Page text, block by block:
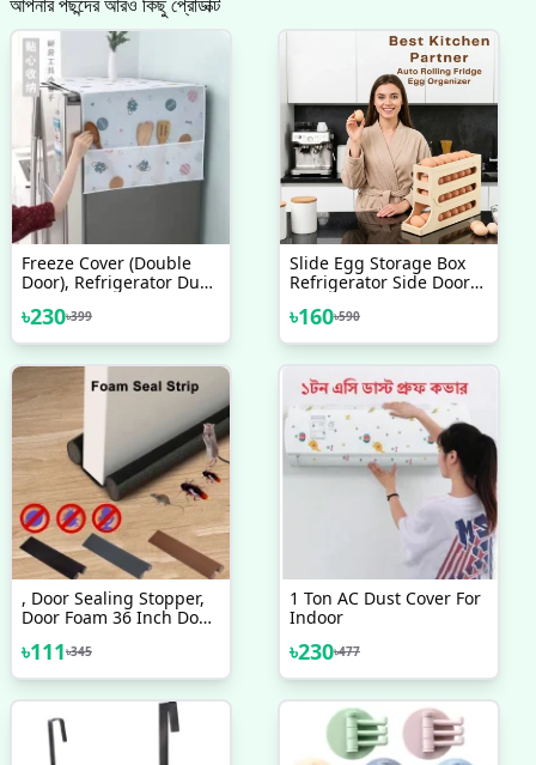
Freeze Cover (Double
Door), Refrigerator Dust
Cloth
৳230৳399
Slide Egg Storage Box
Refrigerator Side Door
Scrolling Egg Holder
Tray 4 Layer Rolling Egg
৳160৳590
, Door Sealing Stopper,
Door Foam 36 Inch Door
৳111৳345
1 Ton AC Dust Cover For
Indoor
৳230৳477